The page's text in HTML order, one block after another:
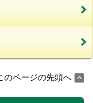
のページの先頭へ